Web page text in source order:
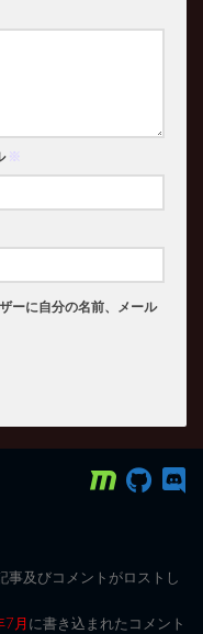
※
ーに自分の名前、メール
事及びコメントがロストし
7月に書き込まれたコメント